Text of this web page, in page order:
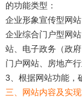
的功能类型：
企业形象宣传型网
企业综合门户型网
站、电子政务（政
门户网站、房地产
3、根据网站功能，
三、网站内容及实